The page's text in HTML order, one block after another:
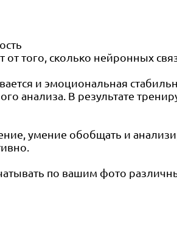
того, сколько нейронных
и эмоциональная
анализа. В результате
умение обобщать и
по вашим фото